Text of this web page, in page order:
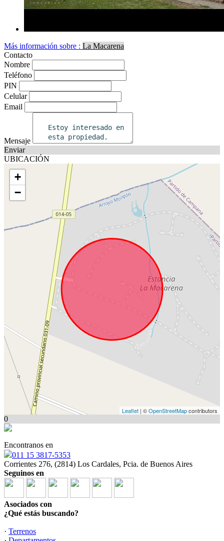
Más información sobre : La Macarena
Contacto
Nombre
Teléfono
PIN
Celular
Email
Mensaje
Enviar
UBICACIÓN
+
−
Leaflet | ©OpenStreetMapcontributors
0
Encontranos en
011 15 3817-5353
Corrientes 276, (2814) Los Cardales, Pcia. de Buenos Aires
Seguinos en
Asociados con
¿Qué estás buscando?
· Terrenos